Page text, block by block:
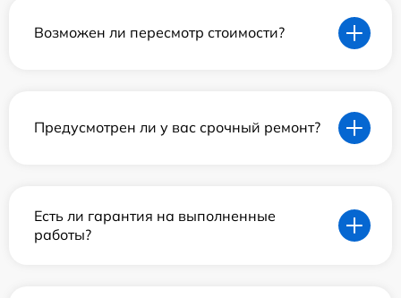
Возможен ли пересмотр стоимости?
Предусмотрен ли у вас срочный ремонт?
Есть ли гарантия на выполненные
работы?